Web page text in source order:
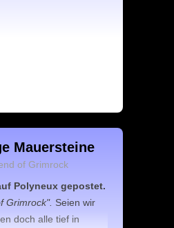
Mauersteine
Polyneux gepostet.
Grimrock". Seien wir
doch alle tief in